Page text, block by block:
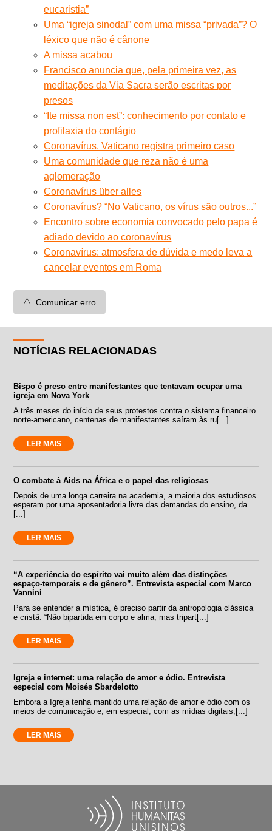
eucaristia”
Uma “igreja sinodal” com uma missa “privada”? O
léxico que não é cânone
A missa acabou
Francisco anuncia que, pela primeira vez, as
meditações da Via Sacra serão escritas por
presos
“Ite missa non est”: conhecimento por contato e
profilaxia do contágio
Coronavírus. Vaticano registra primeiro caso
Uma comunidade que reza não é uma
aglomeração
Coronavírus über alles
Coronavírus? “No Vaticano, os vírus são outros...”
Encontro sobre economia convocado pelo papa é
adiado devido ao coronavírus
Coronavírus: atmosfera de dúvida e medo leva a
cancelar eventos em Roma
⚠️ Comunicar erro
NOTÍCIAS RELACIONADAS
Bispo é preso entre manifestantes que tentavam ocupar uma
igreja em Nova York
A três meses do início de seus protestos contra o sistema financeiro
norte-americano, centenas de manifestantes saíram às ru[...]
LER MAIS
O combate à Aids na África e o papel das religiosas
Depois de uma longa carreira na academia, a maioria dos estudiosos
esperam por uma aposentadoria livre das demandas do ensino, da
[...]
LER MAIS
“A experiência do espírito vai muito além das distinções
espaço-temporais e de gênero”. Entrevista especial com Marco
Vannini
Para se entender a mística, é preciso partir da antropologia clássica
e cristã: “Não bipartida em corpo e alma, mas tripart[...]
LER MAIS
Igreja e internet: uma relação de amor e ódio. Entrevista
especial com Moisés Sbardelotto
Embora a Igreja tenha mantido uma relação de amor e ódio com os
meios de comunicação e, em especial, com as mídias digitais,[...]
LER MAIS